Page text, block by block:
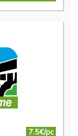
7.5€/pc